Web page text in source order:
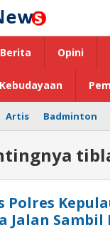
Berita Opini
Artis Badminton
Polres
Jalan